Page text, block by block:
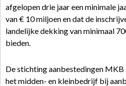
afgelopen drie jaar een minimale
van € 10 miljoen en dat de
landelijke dekking van minimaal
bieden.
De stichting aanbestedingen
het midden- en kleinbedrijf bij